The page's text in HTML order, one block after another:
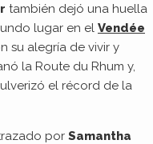
también dejó una huella
lugar en el Vendée
su alegría de vivir y
la Route du Rhum y,
el récord de la
por Samantha